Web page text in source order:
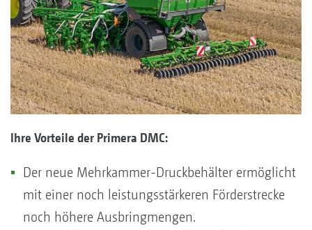
Ihre Vorteile der Primera DMC:
Der neue Mehrkammer-Druckbehälter ermöglicht
mit einer noch leistungsstärkeren Förderstrecke
noch höhere Ausbringmengen.